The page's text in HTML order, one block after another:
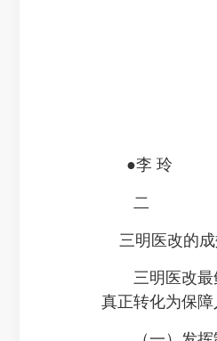
●李 玲
二
三明医改的成
三明医改最鲜
真正转化为保障